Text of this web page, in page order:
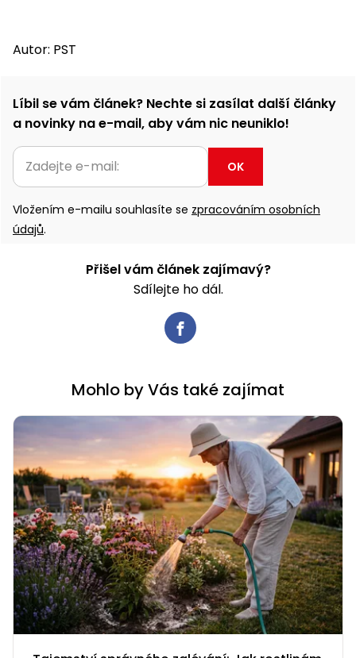
Autor: PST
Líbil se vám článek? Nechte si zasílat další články
a novinky na e-mail, aby vám nic neuniklo!
OK
Vložením e-mailu souhlasíte se zpracováním osobních
údajů.
Přišel vám článek zajímavý?
Sdílejte ho dál.
Mohlo by Vás také zajímat